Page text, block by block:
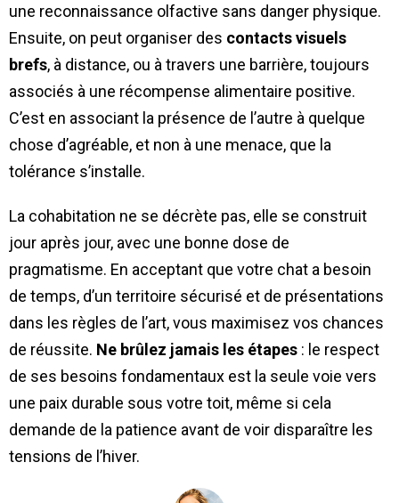
une reconnaissance olfactive sans danger physique.
Ensuite, on peut organiser des contacts visuels
brefs, à distance, ou à travers une barrière, toujours
associés à une récompense alimentaire positive.
C’est en associant la présence de l’autre à quelque
chose d’agréable, et non à une menace, que la
tolérance s’installe.
La cohabitation ne se décrète pas, elle se construit
jour après jour, avec une bonne dose de
pragmatisme. En acceptant que votre chat a besoin
de temps, d’un territoire sécurisé et de présentations
dans les règles de l’art, vous maximisez vos chances
de réussite. Ne brûlez jamais les étapes : le respect
de ses besoins fondamentaux est la seule voie vers
une paix durable sous votre toit, même si cela
demande de la patience avant de voir disparaître les
tensions de l’hiver.